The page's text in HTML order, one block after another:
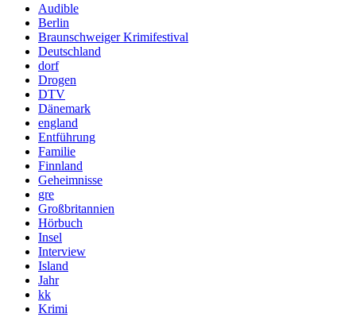
Audible
Berlin
Braunschweiger Krimifestival
Deutschland
dorf
Drogen
DTV
Dänemark
england
Entführung
Familie
Finnland
Geheimnisse
gre
Großbritannien
Hörbuch
Insel
Interview
Island
Jahr
kk
Krimi